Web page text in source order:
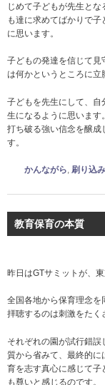
じめて子どもが先生と
も達に求めてばかりで
に思います。
子どもの発達を信じて見
は何かというところに立
子どもを先生にして、
生になるように思います
打ち破る強い信念を醸成
す。
かんながら, 刷り込み
教育保育の本質
昨日はGTサミットが、東
全国各地から保育理念を
拝聴するのは刺激をたく
それぞれの園が試行錯
質から省みて、最終的
育を志す真心に感じて子
も尊いと感じるのです。